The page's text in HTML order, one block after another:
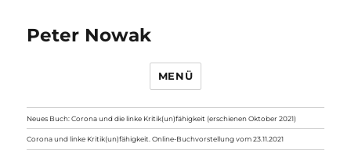
Peter Nowak
MENÜ
Neues Buch: Corona und die linke Kritik(un)fähigkeit (erschienen Oktober 2021)
Corona und linke Kritik(un)fähigkeit. Online-Buchvorstellung vom 23.11.2021